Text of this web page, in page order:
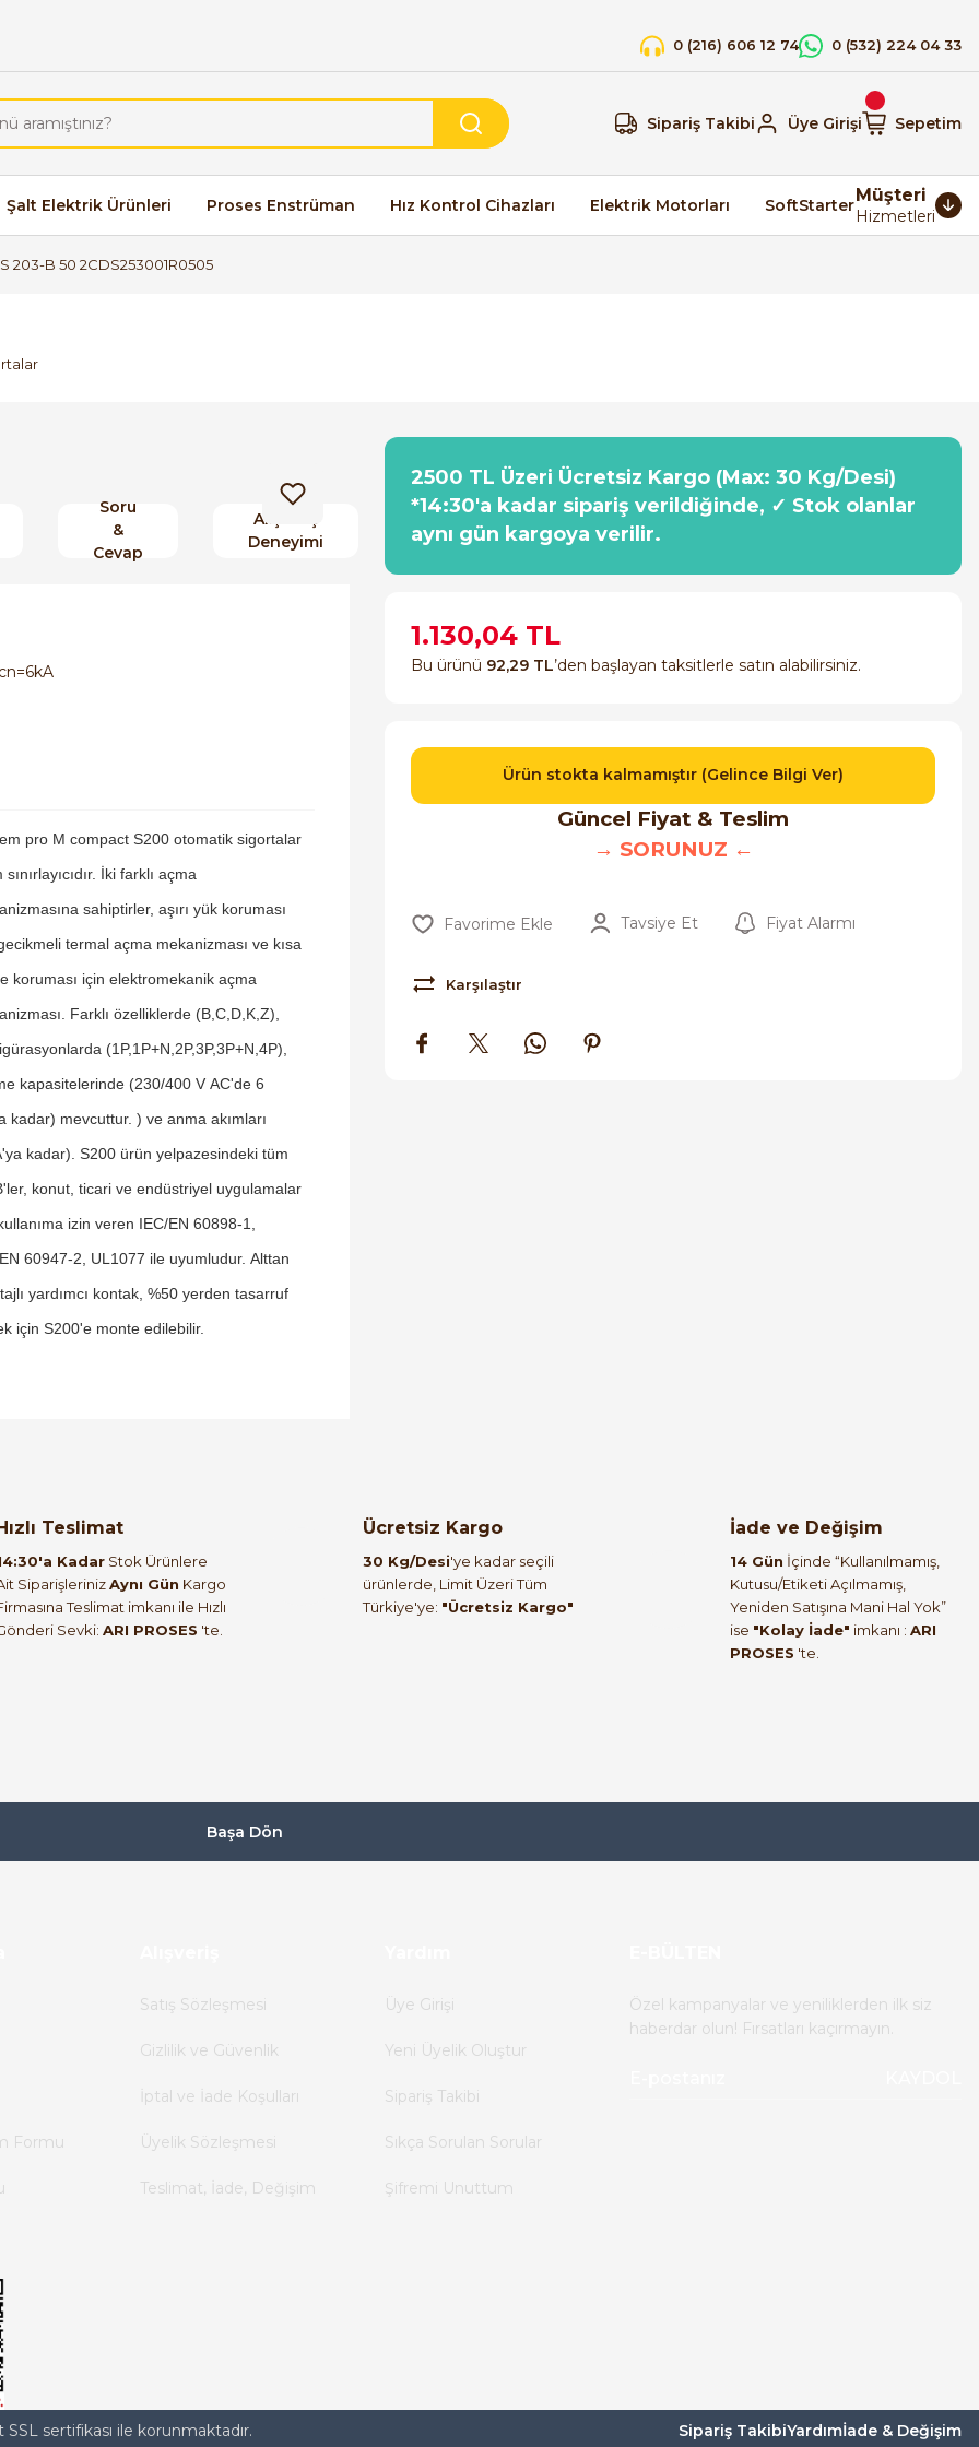
0 (216) 606 12 74 0 (532) 224 04 33
Sipariş Takibi Üye Girişi Sepetim
Şalt Elektrik Ürünleri Proses Enstrüman Hız Kontrol Cihazları Elektrik Motorları SoftStarterMüşteri
Hizmetleri
203-B 50 2CDS253001R0505
Soru
&
Cevap
Alışveriş
Deneyimi
pro M compact S200 otomatik sigortalar
sınırlayıcıdır. İki farklı açma
sahiptirler, aşırı yük koruması
termal açma mekanizması ve kısa
koruması için elektromekanik açma
Farklı özelliklerde (B,C,D,K,Z),
(1P,1P+N,2P,3P,3P+N,4P),
kapasitelerinde (230/400 V AC'de 6
kadar) mevcuttur. ) ve anma akımları
kadar). S200 ürün yelpazesindeki tüm
konut, ticari ve endüstriyel uygulamalar
izin veren IEC/EN 60898-1,
60947-2, UL1077 ile uyumludur. Alttan
yardımcı kontak, %50 yerden tasarruf
için S200'e monte edilebilir.
2500 TL Üzeri Ücretsiz Kargo (Max: 30 Kg/Desi)
*14:30'a kadar sipariş verildiğinde, ✓ Stok olanlar
aynı gün kargoya verilir.
1.130,04 TL
Bu ürünü 92,29 TL’den başlayan taksitlerle satın alabilirsiniz.
Ürün stokta kalmamıştır (Gelince Bilgi Ver)
Güncel Fiyat & Teslim
→ SORUNUZ ←
Tavsiye Et Fiyat Alarmı
Karşılaştır
Teslimat
Kadar Stok Ürünlere
SiparişlerinizAynı Gün Kargo
Teslimat imkanı ile Hızlı
Sevki: ARI PROSES 'te.
Ücretsiz Kargo
30 Kg/Desi'ye kadar seçili
ürünlerde, Limit Üzeri Tüm
Türkiye'ye: "Ücretsiz Kargo"
İade ve Değişim
14 Gün İçinde “Kullanılmamış,
Kutusu/Etiketi Açılmamış,
Yeniden Satışına Mani Hal Yok”
ise "Kolay İade" imkanı : ARI
PROSES 'te.
Başa Dön
Formu
Satış Sözleşmesi
Gizlilik ve Güvenlik
İptal ve İade Koşulları
Üyelik Sözleşmesi
Teslimat, İade, Değişim
Üye Girişi
Yeni Üyelik Oluştur
Sipariş Takibi
Sıkça Sorulan Sorular
Şifremi Unuttum
Özel kampanyalar ve yeniliklerden ilk siz
haberdar olun! Fırsatları kaçırmayın.
SSL sertifikası ile korunmaktadır. Sipariş TakibiYardımİade & Değişim